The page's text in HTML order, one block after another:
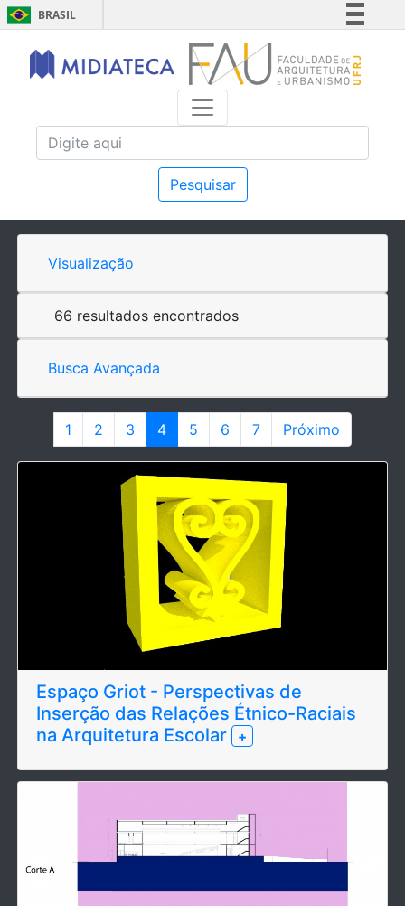
BRASIL
Simplifique!
Comunica BR
Acesso à informação
Pesquisar
Visualização
66 resultados encontrados
Busca Avançada
1 2 3 4 5 6 7 Próximo
Espaço Griot - Perspectivas de
Inserção das Relações Étnico-Raciais
na Arquitetura Escolar
+